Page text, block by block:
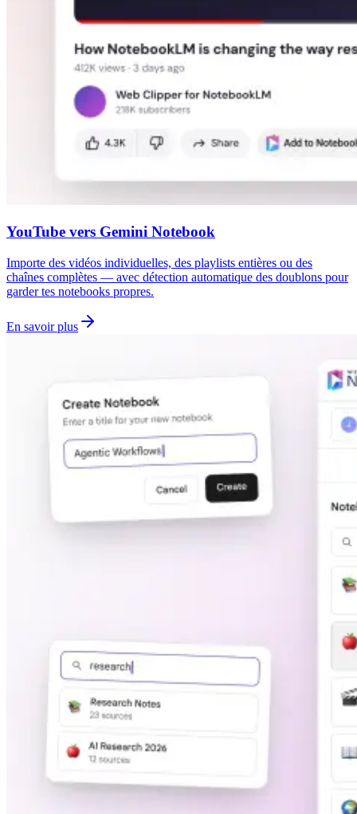
YouTube vers Gemini Notebook
Importe des vidéos individuelles, des playlists entières ou des
chaînes complètes — avec détection automatique des doublons pour
garder tes notebooks propres.
En savoir plus